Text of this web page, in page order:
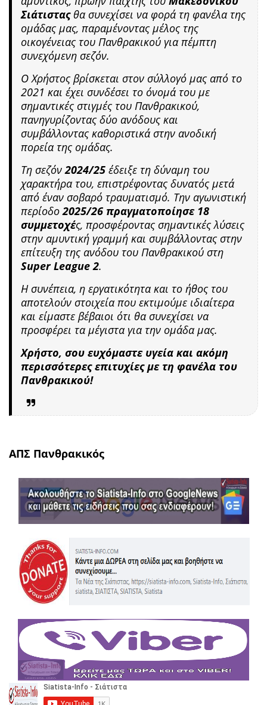
Σιάτισταςθα συνεχίσει να φορά τη φανέλα της
ομάδας μας, παραμένοντας μέλος της
οικογένειας του Πανθρακικού για πέμπτη
συνεχόμενη σεζόν.
Ο Χρήστος βρίσκεται στον σύλλογό μας από το
2021 και έχει συνδέσει το όνομά του με
σημαντικές στιγμές του Πανθρακικού,
πανηγυρίζοντας δύο ανόδους και
συμβάλλοντας καθοριστικά στην ανοδική
πορεία της ομάδας.
Τη σεζόν2024/25 έδειξε τη δύναμη του
χαρακτήρα του, επιστρέφοντας δυνατός μετά
από έναν σοβαρό τραυματισμό. Την αγωνιστική
περίοδο2025/26 πραγματοποίησε 18
συμμετοχές, προσφέροντας σημαντικές λύσεις
στην αμυντική γραμμή και συμβάλλοντας στην
επίτευξη της ανόδου του Πανθρακικού στη
Super League 2.
Η συνέπεια, η εργατικότητα και το ήθος του
αποτελούν στοιχεία που εκτιμούμε ιδιαίτερα
και είμαστε βέβαιοι ότι θα συνεχίσει να
προσφέρει τα μέγιστα για την ομάδα μας.
Χρήστο, σου ευχόμαστε υγεία και ακόμη
περισσότερες επιτυχίες με τη φανέλα του
Πανθρακικού!
ΑΠΣ Πανθρακικός